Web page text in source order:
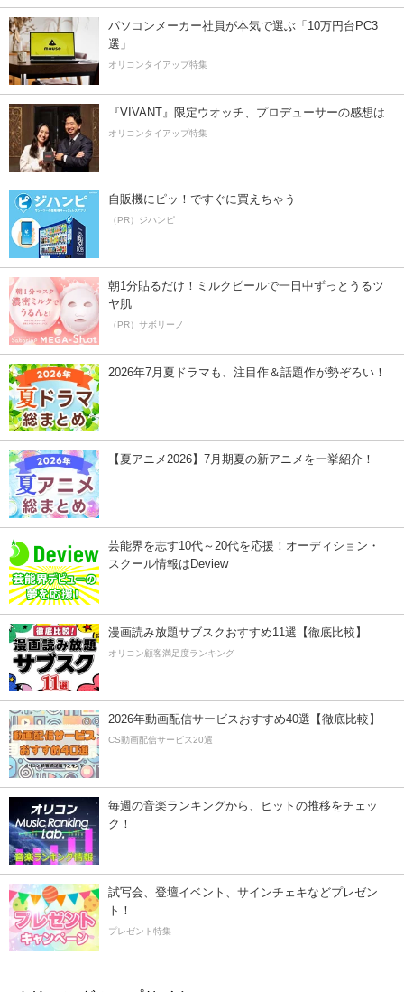
パソコンメーカー社員が本気で選ぶ「10万円台PC3
選」
オリコンタイアップ特集
『VIVANT』限定ウオッチ、プロデューサーの感想は
オリコンタイアップ特集
自販機にピッ！ですぐに買えちゃう
（PR）ジハンピ
朝1分貼るだけ！ミルクピールで一日中ずっとうるツ
ヤ肌
（PR）サボリーノ
2026年7月夏ドラマも、注目作＆話題作が勢ぞろい！
【夏アニメ2026】7月期夏の新アニメを一挙紹介！
芸能界を志す10代～20代を応援！オーディション・
スクール情報はDeview
漫画読み放題サブスクおすすめ11選【徹底比較】
オリコン顧客満足度ランキング
2026年動画配信サービスおすすめ40選【徹底比較】
CS動画配信サービス20選
毎週の音楽ランキングから、ヒットの推移をチェッ
ク！
試写会、登壇イベント、サインチェキなどプレゼン
ト！
プレゼント特集